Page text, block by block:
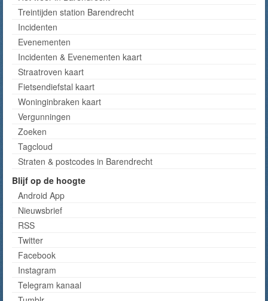
Treintijden station Barendrecht
Incidenten
Evenementen
Incidenten & Evenementen kaart
Straatroven kaart
Fietsendiefstal kaart
Woninginbraken kaart
Vergunningen
Zoeken
Tagcloud
Straten & postcodes in Barendrecht
Blijf op de hoogte
Android App
Nieuwsbrief
RSS
Twitter
Facebook
Instagram
Telegram kanaal